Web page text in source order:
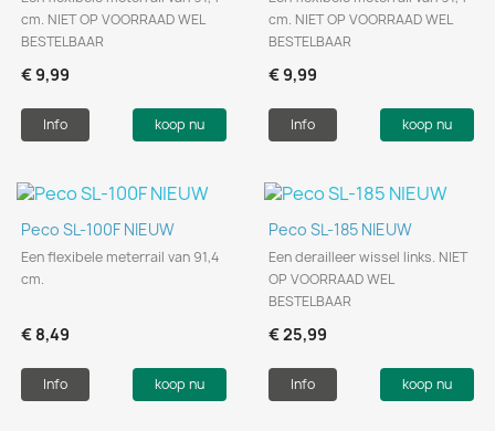
cm. NIET OP VOORRAAD WEL
BESTELBAAR
€ 9,99
Info koop nu
cm. NIET OP VOORRAAD WEL
BESTELBAAR
€ 9,99
Info koop nu
Peco SL-100F NIEUW
Een flexibele meterrail van 91,4
cm.
€ 8,49
Info koop nu
Peco SL-185 NIEUW
Een derailleer wissel links. NIET
OP VOORRAAD WEL
BESTELBAAR
€ 25,99
Info koop nu